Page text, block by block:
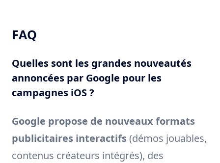
FAQ
Quelles sont les grandes nouveautés
annoncées par Google pour les
campagnes iOS ?
Google propose de nouveaux formats
publicitaires interactifs (démos jouables,
contenus créateurs intégrés), des